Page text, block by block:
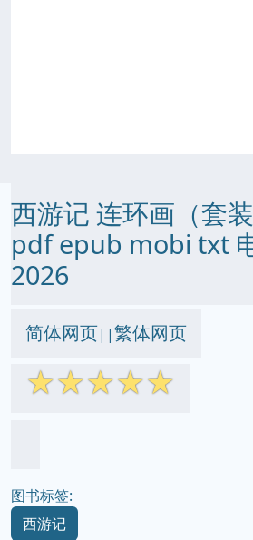
西游记 连环画（套装
pdf epub mobi txt
2026
简体网页||繁体网页
☆☆☆☆☆
图书标签:
西游记